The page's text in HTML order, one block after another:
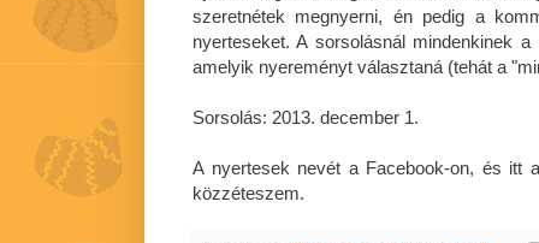
szeretnétek megnyerni, én pedig a
nyerteseket. A sorsolásnál mindenkinek
amelyik nyereményt választaná (tehát a
Sorsolás: 2013. december 1.
A nyertesek nevét a Facebook-on, és itt
közzéteszem.